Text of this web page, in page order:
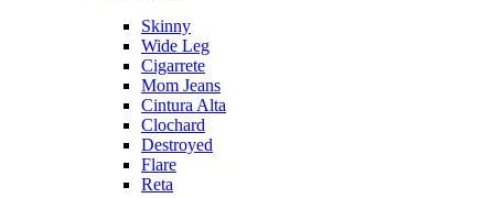
Skinny
Wide Leg
Cigarrete
Mom Jeans
Cintura Alta
Clochard
Destroyed
Flare
Reta